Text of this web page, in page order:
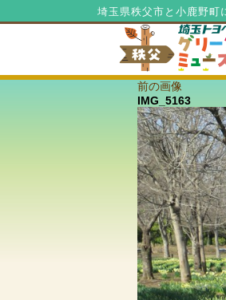
埼玉県秩父市と小鹿野町
前の画像
IMG_5163